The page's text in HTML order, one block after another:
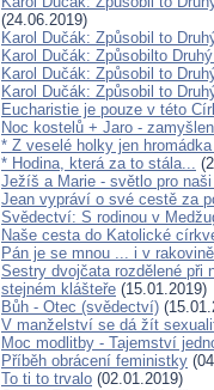
(24.06.2019)
Karol Dučák: Způsobil to
Karol Dučák: Způsobilto
Karol Dučák: Způsobil to
Karol Dučák: Způsobil to
Eucharistie je pouze v této
Noc kostelů + Jaro -
* Z veselé holky jen
* Hodina, která za to stála...
Ježíš a Marie - světlo pro
Jean vypráví o své cestě za
Svědectví: S rodinou v
Naše cesta do Katolické
Pán je se mnou ... i v
Sestry dvojčata rozdělené při
stejném klášteře (15.01.2019)
Bůh - Otec (svědectví)
V manželství se dá žít
Moc modlitby - Tajemství
Příběh obrácení feministky
To ti to trvalo (02.01.2019)